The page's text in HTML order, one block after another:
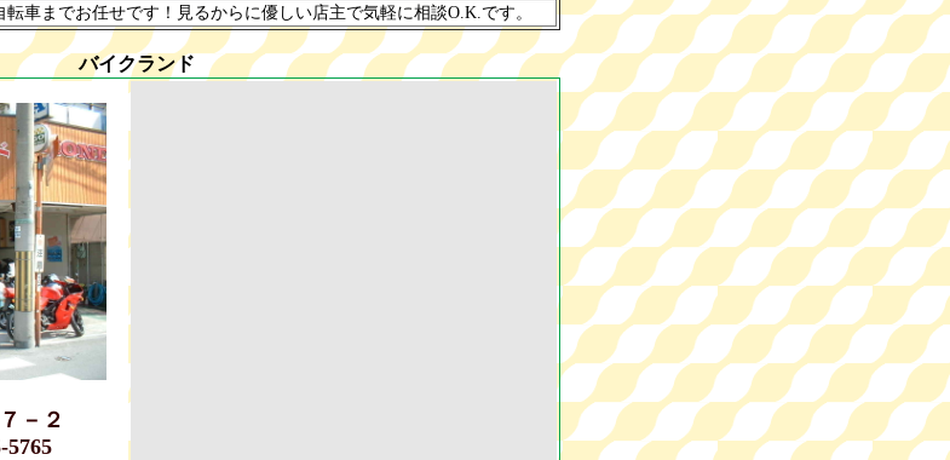
車までお任せです！見るからに優しい店主で気軽に相談O.K.です。
バイクランド
－２